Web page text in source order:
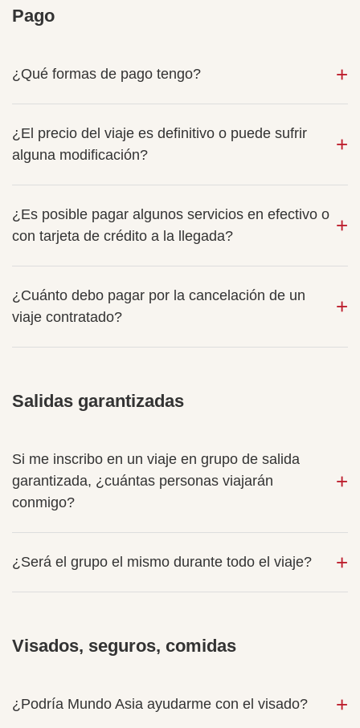
Pago
¿Qué formas de pago tengo?
¿El precio del viaje es definitivo o puede sufrir
alguna modificación?
¿Es posible pagar algunos servicios en efectivo o
con tarjeta de crédito a la llegada?
¿Cuánto debo pagar por la cancelación de un
viaje contratado?
Salidas garantizadas
Si me inscribo en un viaje en grupo de salida
garantizada, ¿cuántas personas viajarán
conmigo?
¿Será el grupo el mismo durante todo el viaje?
Visados, seguros, comidas
¿Podría Mundo Asia ayudarme con el visado?